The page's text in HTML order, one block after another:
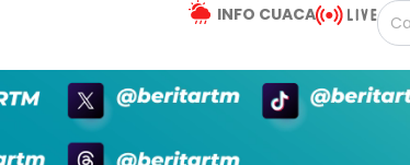
INFO CUACA